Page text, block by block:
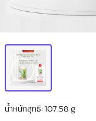
น้ำหนักสุทธิ: 107.58 g